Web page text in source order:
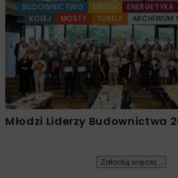
BUDOWNICTWO DROGI ENERGETYKA
KOLEJ
MOSTY TUNELE ARCHIWUM
Młodzi Liderzy Budownictwa
Załaduj więcej...